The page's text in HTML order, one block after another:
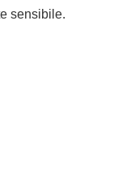
sensibile.